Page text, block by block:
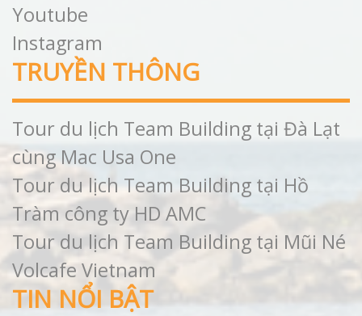
Youtube
Instagram
TRUYỀN THÔNG
Tour du lịch Team Building tại Đà Lạt
cùng Mac Usa One
Tour du lịch Team Building tại Hồ
Tràm công ty HD AMC
Tour du lịch Team Building tại Mũi Né
Volcafe Vietnam
TIN NỔI BẬT